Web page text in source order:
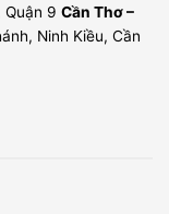
Quận 9 Cần Thơ –
Ninh Kiều, Cần